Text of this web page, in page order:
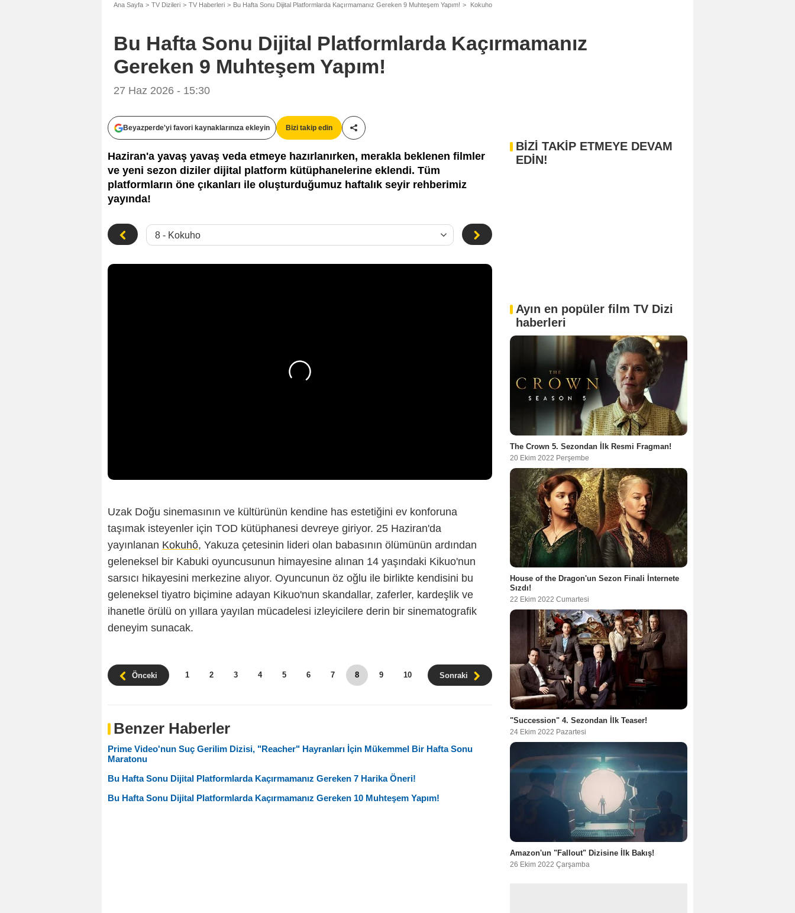
Ana Sayfa TV Dizileri TV Haberleri Bu Hafta Sonu Dijital Platformlarda Kaçırmamanız Gereken 9 Muhteşem Yapım! Kokuho
Bu Hafta Sonu Dijital Platformlarda Kaçırmamanız
Gereken 9 Muhteşem Yapım!
27 Haz 2026 - 15:30
Beyazperde'yi favori kaynaklarınıza ekleyin Bizi takip edin
Paylaş!
Haziran'a yavaş yavaş veda etmeye hazırlanırken, merakla beklenen filmler
ve yeni sezon diziler dijital platform kütüphanelerine eklendi. Tüm
platformların öne çıkanları ile oluşturduğumuz haftalık seyir rehberimiz
yayında!
Uzak Doğu sinemasının ve kültürünün kendine has estetiğini ev konforuna
taşımak isteyenler için TOD kütüphanesi devreye giriyor. 25 Haziran'da
yayınlanan Kokuhô, Yakuza çetesinin lideri olan babasının ölümünün ardından
geleneksel bir Kabuki oyuncusunun himayesine alınan 14 yaşındaki Kikuo'nun
sarsıcı hikayesini merkezine alıyor. Oyuncunun öz oğlu ile birlikte kendisini bu
geleneksel tiyatro biçimine adayan Kikuo'nun skandallar, zaferler, kardeşlik ve
ihanetle örülü on yıllara yayılan mücadelesi izleyicilere derin bir sinematografik
deneyim sunacak.
Önceki Sonraki
1 2 3 4 5 6 7 8 9 10
Benzer Haberler
Prime Video'nun Suç Gerilim Dizisi, "Reacher" Hayranları İçin Mükemmel Bir Hafta Sonu
Maratonu
Bu Hafta Sonu Dijital Platformlarda Kaçırmamanız Gereken 7 Harika Öneri!
Bu Hafta Sonu Dijital Platformlarda Kaçırmamanız Gereken 10 Muhteşem Yapım!
BİZİ TAKİP ETMEYE DEVAM
EDİN!
Ayın en popüler film TV Dizi
haberleri
The Crown 5. Sezondan İlk Resmi Fragman!
20 Ekim 2022 Perşembe
House of the Dragon'un Sezon Finali İnternete
Sızdı!
22 Ekim 2022 Cumartesi
"Succession" 4. Sezondan İlk Teaser!
24 Ekim 2022 Pazartesi
Amazon'un "Fallout" Dizisine İlk Bakış!
26 Ekim 2022 Çarşamba